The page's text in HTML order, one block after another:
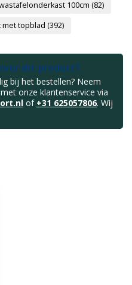
100cm (82)
topblad (392)
dit product?
bij het bestellen? Neem
onze klantenservice via
of +31 625057806. Wij